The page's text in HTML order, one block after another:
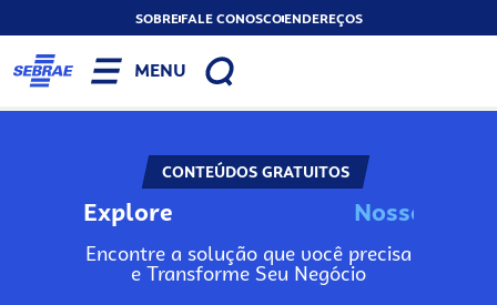
SOBREFALE CONOSCOENDEREÇOS
MENU
CONTEÚDOS GRATUITOS
Explore Nosso
Encontre a solução que você precisa
e Transforme Seu Negócio